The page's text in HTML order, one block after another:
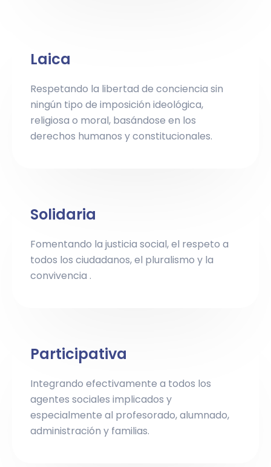
Laica
Respetando la libertad de conciencia sin
ningún tipo de imposición ideológica,
religiosa o moral, basándose en los
derechos humanos y constitucionales.
Solidaria
Fomentando la justicia social, el respeto a
todos los ciudadanos, el pluralismo y la
convivencia .
Participativa
Integrando efectivamente a todos los
agentes sociales implicados y
especialmente al profesorado, alumnado,
administración y familias.